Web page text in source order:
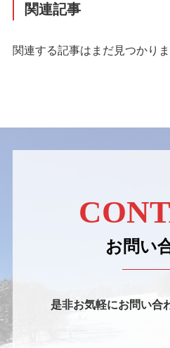
関連記事
関連する記事はまだ見つかりま
お問い
是非お気軽にお問い合